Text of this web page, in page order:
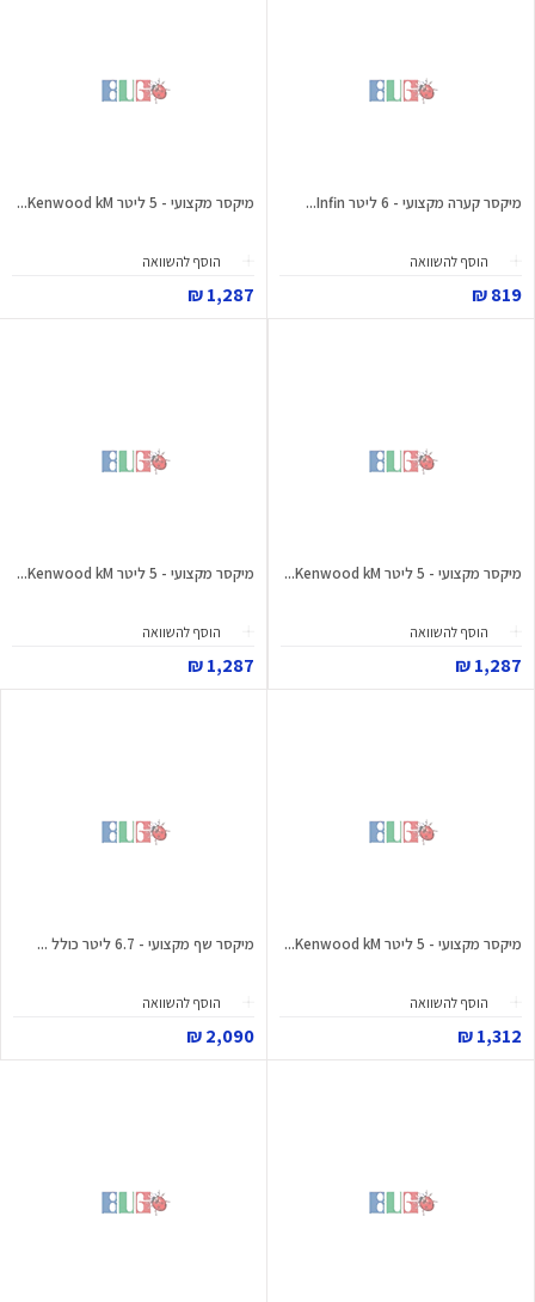
מיקסר קערה מקצועי - 6 ליטר Infin...
הוסף להשוואה
819 ₪
מיקסר מקצועי - 5 ליטר Kenwood kM...
הוסף להשוואה
1,287 ₪
מיקסר מקצועי - 5 ליטר Kenwood kM...
הוסף להשוואה
1,287 ₪
מיקסר מקצועי - 5 ליטר Kenwood kM...
הוסף להשוואה
1,287 ₪
מיקסר מקצועי - 5 ליטר Kenwood kM...
הוסף להשוואה
1,312 ₪
מיקסר שף מקצועי - 6.7 ליטר כולל ...
הוסף להשוואה
2,090 ₪